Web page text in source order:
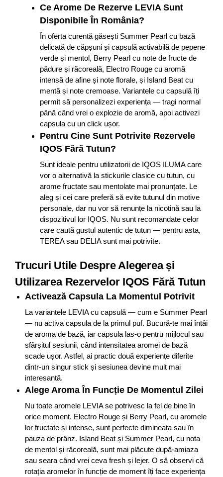
Ce Arome De Rezerve LEVIA Sunt
Disponibile În România?
În oferta curentă găsești Summer Pearl cu bază
delicată de căpșuni și capsulă activabilă de pepene
verde și mentol, Berry Pearl cu note de fructe de
pădure și răcoreală, Electro Rouge cu aromă
intensă de afine și note florale, și Island Beat cu
mentă și note cremoase. Variantele cu capsulă îți
permit să personalizezi experiența — tragi normal
până când vrei o explozie de aromă, apoi activezi
capsula cu un click ușor.
Pentru Cine Sunt Potrivite Rezervele
IQOS Fără Tutun?
Sunt ideale pentru utilizatorii de IQOS ILUMA care
vor o alternativă la stickurile clasice cu tutun, cu
arome fructate sau mentolate mai pronunțate. Le
aleg și cei care preferă să evite tutunul din motive
personale, dar nu vor să renunțe la nicotină sau la
dispozitivul lor IQOS. Nu sunt recomandate celor
care caută gustul autentic de tutun — pentru asta,
TEREA sau DELIA sunt mai potrivite.
Trucuri Utile Despre Alegerea și
Utilizarea Rezervelor IQOS Fără Tutun
Activează Capsula La Momentul Potrivit
La variantele LEVIA cu capsulă — cum e Summer Pearl
— nu activa capsula de la primul puf. Bucură-te mai întâi
de aroma de bază, iar capsula las-o pentru mijlocul sau
sfârșitul sesiunii, când intensitatea aromei de bază
scade ușor. Astfel, ai practic două experiențe diferite
dintr-un singur stick și sesiunea devine mult mai
interesantă.
Alege Aroma În Funcție De Momentul Zilei
Nu toate aromele LEVIA se potrivesc la fel de bine în
orice moment. Electro Rouge și Berry Pearl, cu aromele
lor fructate și intense, sunt perfecte dimineața sau în
pauza de prânz. Island Beat și Summer Pearl, cu nota
de mentol și răcoreală, sunt mai plăcute după-amiaza
sau seara când vrei ceva fresh și lejer. O să observi că
rotația aromelor în funcție de moment îți face experiența